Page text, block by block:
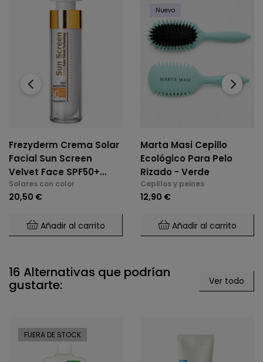
Frezyderm Crema Solar
Facial Sun Screen
Velvet Face SPF50+
Color 50 Ml
Solares con color
20,50 €
Añadir al carrito
Nuevo
Marta Masi Cepillo
Ecológico Para Pelo
Rizado - Verde
Cepillos y peines
12,90 €
Añadir al carrito
‹ ›
16 Alternativas que podrían
gustarte: Ver todo
FUERA DE STOCK